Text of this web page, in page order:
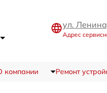
ул.
Адрес
компании Ремонт